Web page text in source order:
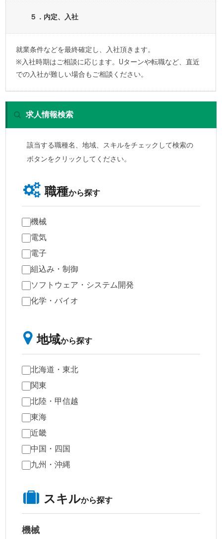
５．内定、入社
就業条件などを最終確定し、入社頂きます。
※入社時期はご相談に応じます。Uターンや転職など、直近
での入社が難しい場合もご相談ください。
求人情報検索
該当する職種名、地域、スキルをチェックして検索の
ボタンをクリックしてください。
職種から探す
機械
電気
電子
組込み・制御
ソフトウェア・システム開発
化学・バイオ
地域から探す
北海道・東北
関東
北陸・甲信越
東海
近畿
中国・四国
九州・沖縄
スキルから探す
機械